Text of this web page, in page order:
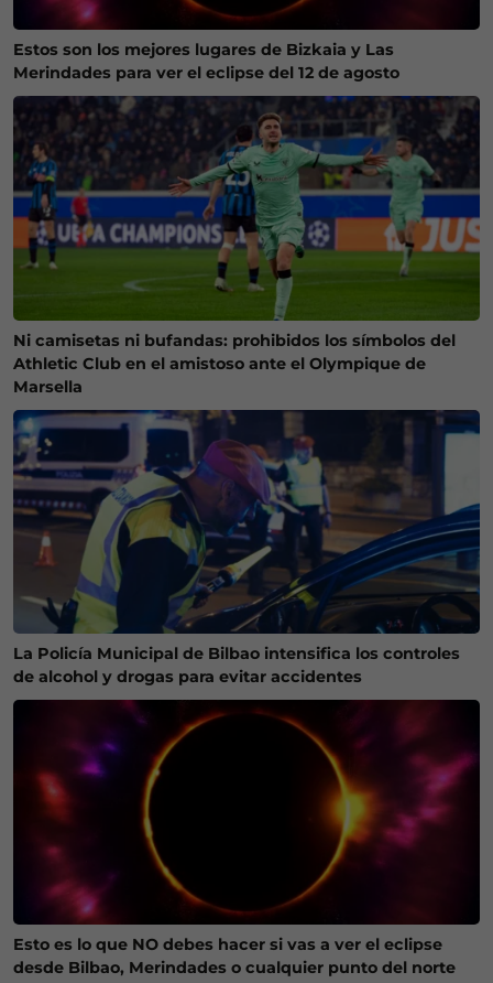
Estos son los mejores lugares de Bizkaia y Las
Merindades para ver el eclipse del 12 de agosto
Ni camisetas ni bufandas: prohibidos los símbolos del
Athletic Club en el amistoso ante el Olympique de
Marsella
La Policía Municipal de Bilbao intensifica los controles
de alcohol y drogas para evitar accidentes
Esto es lo que NO debes hacer si vas a ver el eclipse
desde Bilbao, Merindades o cualquier punto del norte